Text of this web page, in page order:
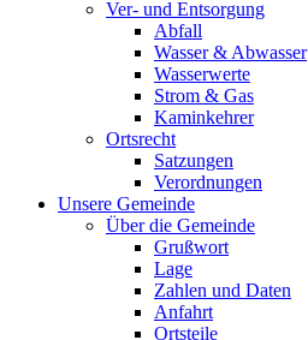
Ver- und Entsorgung
Abfall
Wasser & Abwasser
Wasserwerte
Strom & Gas
Kaminkehrer
Ortsrecht
Satzungen
Verordnungen
Unsere Gemeinde
Über die Gemeinde
Grußwort
Lage
Zahlen und Daten
Anfahrt
Ortsteile